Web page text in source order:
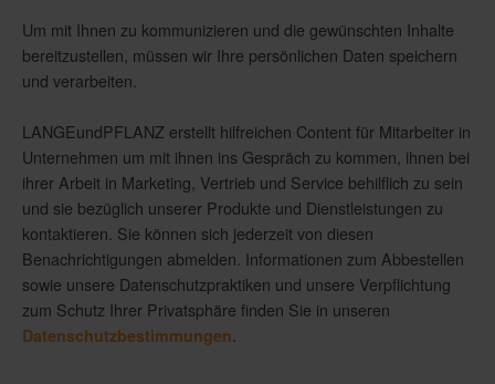
Um mit Ihnen zu kommunizieren und die gewünschten Inhalte
bereitzustellen, müssen wir Ihre persönlichen Daten speichern
und verarbeiten.
LANGEundPFLANZ erstellt hilfreichen Content für Mitarbeiter in
Unternehmen um mit ihnen ins Gespräch zu kommen, ihnen bei
ihrer Arbeit in Marketing, Vertrieb und Service behilflich zu sein
und sie bezüglich unserer Produkte und Dienstleistungen zu
kontaktieren. Sie können sich jederzeit von diesen
Benachrichtigungen abmelden. Informationen zum Abbestellen
sowie unsere Datenschutzpraktiken und unsere Verpflichtung
zum Schutz Ihrer Privatsphäre finden Sie in unseren
Datenschutzbestimmungen